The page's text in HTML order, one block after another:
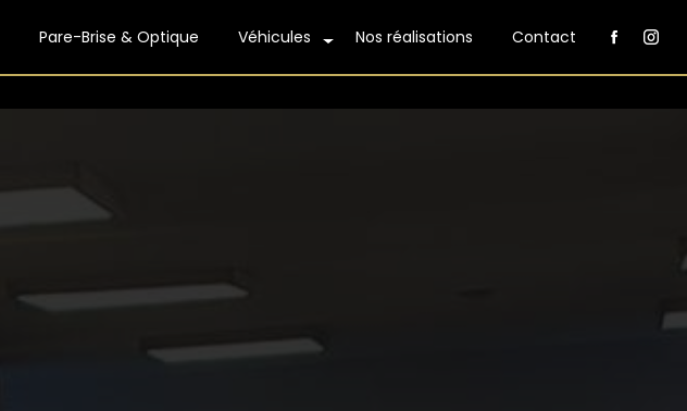
Pare-Brise & Optique Véhicules Nos réalisations Contact